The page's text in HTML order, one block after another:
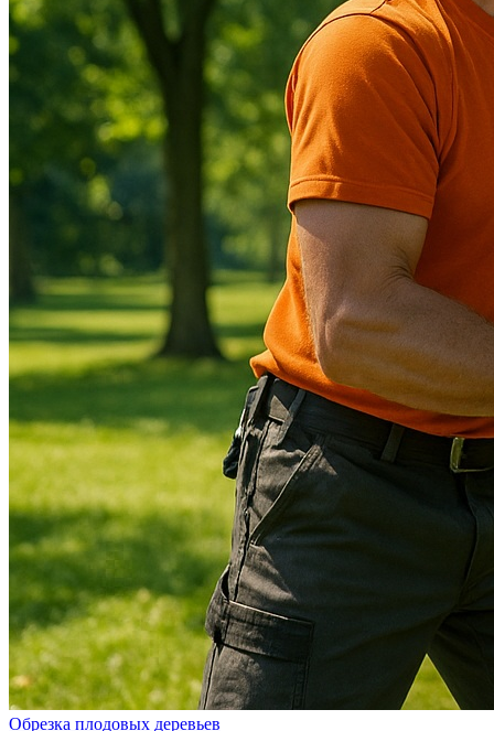
Обрезка плодовых деревьев